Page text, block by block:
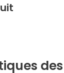
des